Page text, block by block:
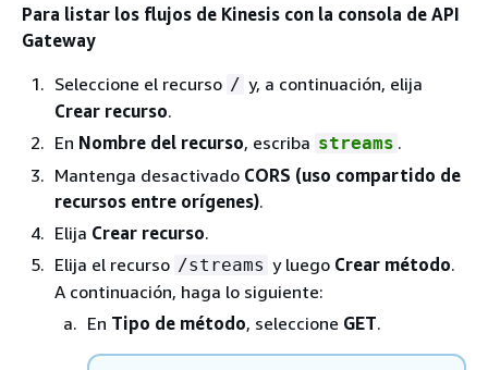
Para listar los flujos de Kinesis con la consola de API
Gateway
Seleccione el recurso / y, a continuación, elija
Crear recurso.
En Nombre del recurso, escriba streams .
Mantenga desactivado CORS (uso compartido de
recursos entre orígenes).
Elija Crear recurso.
Elija el recurso /streams y luego Crear método.
A continuación, haga lo siguiente:
En Tipo de método, seleccione GET.